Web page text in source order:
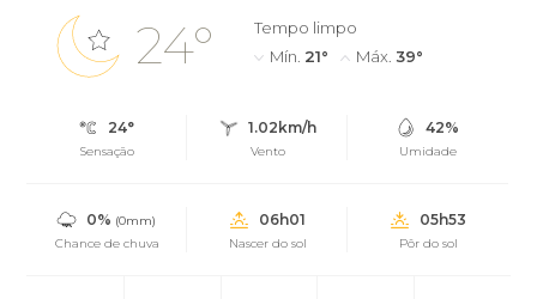
24°
Tempo limpo
Mín. 21° Máx. 39°
24°
Sensação
1.02km/h
Vento
42%
Umidade
0% (0mm)
Chance de chuva
06h01
Nascer do sol
05h53
Pôr do sol